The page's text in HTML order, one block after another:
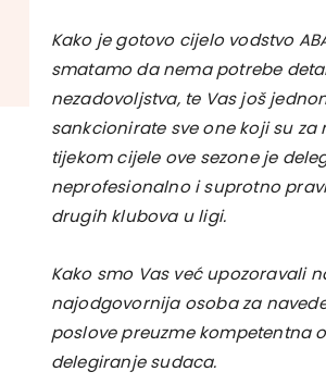
Kako je gotovo cijelo vodstvo
smatamo da nema potrebe
nezadovoljstva, te Vas još
sankcionirate sve one koji su
tijekom cijele ove sezone je
neprofesionalno i suprotno
drugih klubova u ligi.
Kako smo Vas već upozoravali
najodgovornija osoba za
poslove preuzme kompetentna
delegiranje sudaca.